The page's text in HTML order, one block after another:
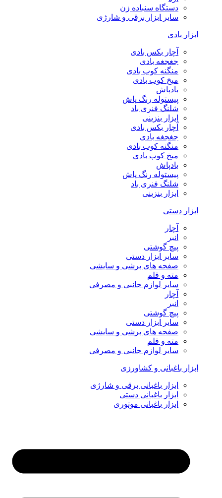
دستگاه سنباده زن
سایر ابزار برقی و شارژی
ابزار بادی
آچار بکس بادی
جغجغه بادی
منگنه کوب بادی
میخ کوب بادی
بادپاش
پیستوله رنگ پاش
شلنگ فنری باد
ابزار بنزینی
آچار بکس بادی
جغجغه بادی
منگنه کوب بادی
میخ کوب بادی
بادپاش
پیستوله رنگ پاش
شلنگ فنری باد
ابزار بنزینی
ابزار دستی
آچار
انبر
پیچ گوشتی
سایر ابزار دستی
صفحه های برشی و سایشی
مته و قلم
سایر لوازم جانبی و مصرفی
آچار
انبر
پیچ گوشتی
سایر ابزار دستی
صفحه های برشی و سایشی
مته و قلم
سایر لوازم جانبی و مصرفی
ابزار باغبانی و کشاورزی
ابزار باغبانی برقی و شارژی
ابزار باغبانی دستی
ابزار باغبانی موتوری